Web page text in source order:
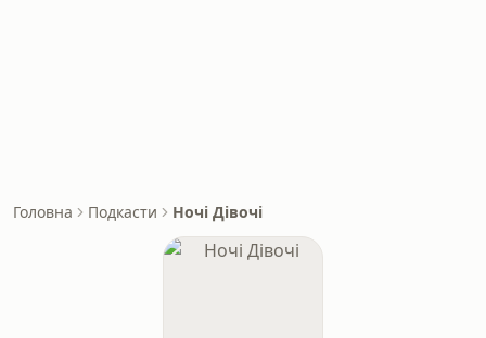
Головна Подкасти Ночі Дівочі